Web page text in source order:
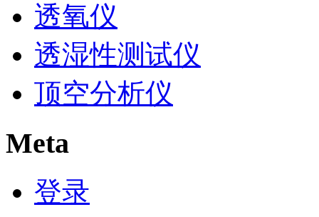
透氧仪
透湿性测试仪
顶空分析仪
Meta
登录